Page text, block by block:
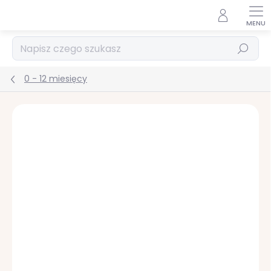
Szukaj
0 - 12 miesięcy